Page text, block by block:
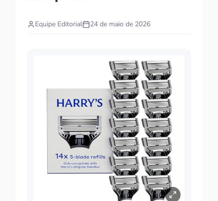
Equipe Editorial 24 de maio de 2026